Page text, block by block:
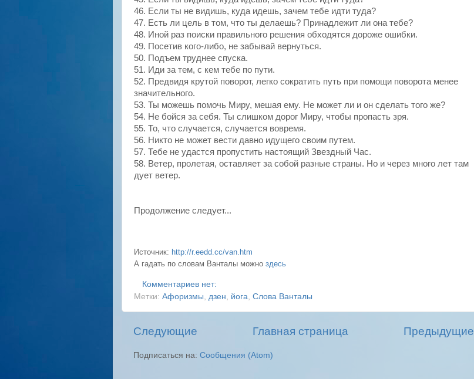
46. Если ты не видишь, куда идешь, зачем тебе идти туда?
47. Есть ли цель в том, что ты делаешь? Принадлежит ли она тебе?
48. Иной раз поиски правильного решения обходятся дороже ошибки.
49. Посетив кого-либо, не забывай вернуться.
50. Подъем труднее спуска.
51. Иди за тем, с кем тебе по пути.
52. Предвидя крутой поворот, легко сократить путь при помощи поворота менее
значительного.
53. Ты можешь помочь Миру, мешая ему. Не может ли и он сделать того же?
54. Не бойся за себя. Ты слишком дорог Миру, чтобы пропасть зря.
55. То, что случается, случается вовремя.
56. Никто не может вести давно идущего своим путем.
57. Тебе не удастся пропустить настоящий Звездный Час.
58. Ветер, пролетая, оставляет за собой разные страны. Но и через много лет там
дует ветер.
Продолжение следует...
Источник: http://r.eedd.cc/van.htm
А гадать по словам Ванталы можно здесь
Комментариев нет:
Метки: Афоризмы дзен йога Слова Ванталы
Следующие Предыдущие
Главная страница
Подписаться на: Сообщения (Atom)